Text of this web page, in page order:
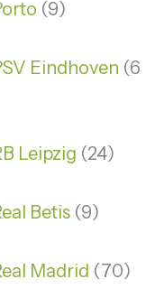
9
Eindhoven 6
Leipzig 24
Betis 9
Madrid 70